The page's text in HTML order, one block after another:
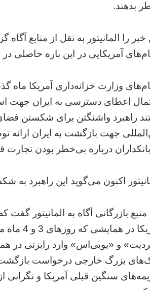
بدهند.
خبر را المانیتور به نقل از منابع
آمریکایی در این باره حاصلی
وزارت خزانه‌داری آمریکا ماه
اعطای دسترسی به ایران جهت
راهبرد واشنگتن برای شکستن
جهت بازگشت به ایران ارائه
درباره بی‌خطر بودن تجارت
اکنون می‌گوید این راهبرد
بازرگانی آگاه به المانیتور
آمریکا
و «یوبی‌اس» وارد رایزنی در
بزرگ خارجی درخواست بازگشت
سنگین قبلی آمریکا و نگرانی